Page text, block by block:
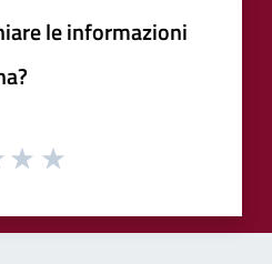
le informazioni